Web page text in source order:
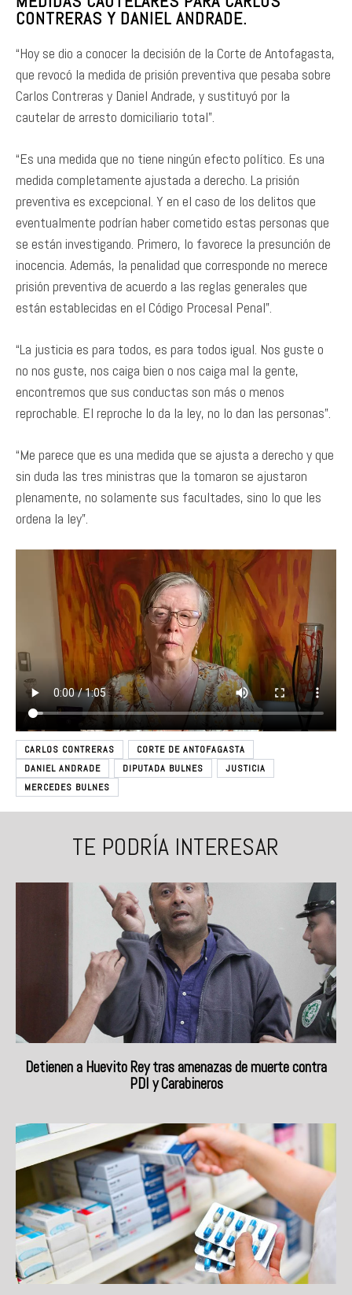
CONTRERAS Y DANIEL ANDRADE.
“Hoy se dio a conocer la decisión de la Corte de Antofagasta,
que revocó la medida de prisión preventiva que pesaba sobre
Carlos Contreras y Daniel Andrade, y sustituyó por la
cautelar de arresto domiciliario total”.
“Es una medida que no tiene ningún efecto político. Es una
medida completamente ajustada a derecho. La prisión
preventiva es excepcional. Y en el caso de los delitos que
eventualmente podrían haber cometido estas personas que
se están investigando. Primero, lo favorece la presunción de
inocencia. Además, la penalidad que corresponde no merece
prisión preventiva de acuerdo a las reglas generales que
están establecidas en el Código Procesal Penal”.
“La justicia es para todos, es para todos igual. Nos guste o
no nos guste, nos caiga bien o nos caiga mal la gente,
encontremos que sus conductas son más o menos
reprochable. El reproche lo da la ley, no lo dan las personas”.
“Me parece que es una medida que se ajusta a derecho y que
sin duda las tres ministras que la tomaron se ajustaron
plenamente, no solamente sus facultades, sino lo que les
ordena la ley”.
CARLOS CONTRERAS
CORTE DE ANTOFAGASTA
DANIEL ANDRADE
DIPUTADA BULNES
JUSTICIA
MERCEDES BULNES
TE PODRÍA INTERESAR
Detienen a Huevito Rey tras amenazas de muerte contra
PDI y Carabineros